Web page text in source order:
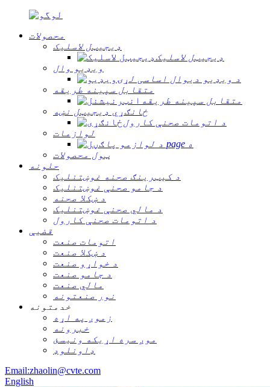
محصولات
ډیجیټل لاسلیک
ډیجیټل لاسلیک
ویډیو وال
د ویډیو دیوال اساسی لړۍ
متقابل سپینه طریقه
متقابل سپینه طریقه
ځانګړي ډیجیټل نښه
د اتومات صحنې کارول
لوازمات
د لوازمو پا page ه
ټول محصولات
حلونه
د کیټرینګ صحنه غوښتنلیک
د جامو صحنې غوښتنلیک
د ښکلا صحنه
د مالي صحنې غوښتنلیک
د اتومات صحنې کارول
قضیې
اتومات صنعت
د ښکلا صنعت
د خواړو صنعت
د جامو صنعت
مالي صنعت
نور صنعتونه
خدمتونه
زموږ په اړه
خبرونه
موږ سره اړیکه ونیسئ
ډاونلوډ
Email:zhaolin@cvte.com
English